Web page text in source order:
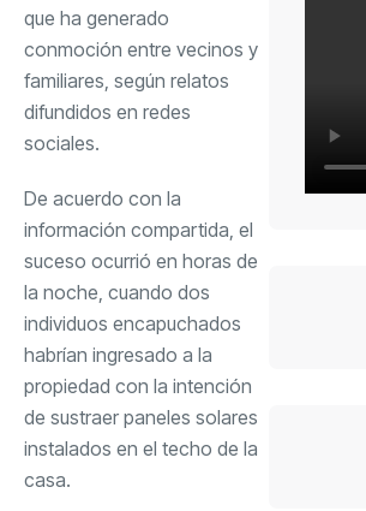
que ha generado
conmoción entre vecinos y
familiares, según relatos
difundidos en redes
sociales.
De acuerdo con la
información compartida, el
suceso ocurrió en horas de
la noche, cuando dos
individuos encapuchados
habrían ingresado a la
propiedad con la intención
de sustraer paneles solares
instalados en el techo de la
casa.